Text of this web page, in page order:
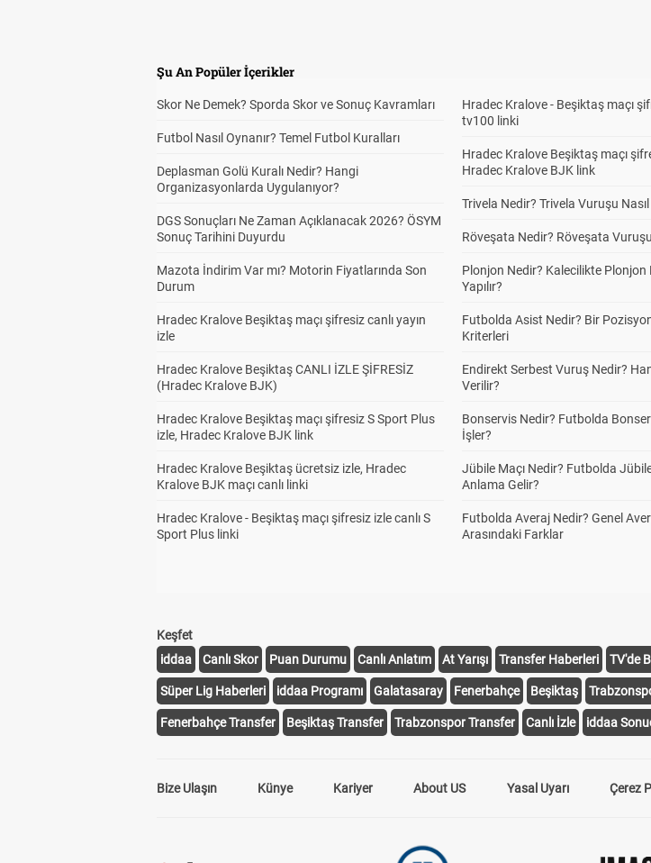
Şu An Popüler İçerikler
Skor Ne Demek? Sporda Skor ve Sonuç Kavramları
Futbol Nasıl Oynanır? Temel Futbol Kuralları
Deplasman Golü Kuralı Nedir? Hangi
Organizasyonlarda Uygulanıyor?
DGS Sonuçları Ne Zaman Açıklanacak 2026? ÖSYM
Sonuç Tarihini Duyurdu
Mazota İndirim Var mı? Motorin Fiyatlarında Son
Durum
Hradec Kralove Beşiktaş maçı şifresiz canlı yayın
izle
Hradec Kralove Beşiktaş CANLI İZLE ŞİFRESİZ
(Hradec Kralove BJK)
Hradec Kralove Beşiktaş maçı şifresiz S Sport Plus
izle, Hradec Kralove BJK link
Hradec Kralove Beşiktaş ücretsiz izle, Hradec
Kralove BJK maçı canlı linki
Hradec Kralove - Beşiktaş maçı şifresiz izle canlı S
Sport Plus linki
Hradec Kralove - Beşiktaş maçı
tv100 linki
Hradec Kralove Beşiktaş maçı
Hradec Kralove BJK link
Trivela Nedir? Trivela Vuruşu Nasıl
Röveşata Nedir? Röveşata Vuruşu
Plonjon Nedir? Kalecilikte Plonjon
Yapılır?
Futbolda Asist Nedir? Bir
Kriterleri
Endirekt Serbest Vuruş Nedir?
Verilir?
Bonservis Nedir? Futbolda
İşler?
Jübile Maçı Nedir? Futbolda
Anlama Gelir?
Futbolda Averaj Nedir? Genel
Arasındaki Farklar
Keşfet
iddaa
Canlı Skor Puan Durumu Canlı Anlatım At Yarışı Transfer Haberleri TV'de
Süper Lig Haberleri iddaa Programı Galatasaray Fenerbahçe Beşiktaş
Fenerbahçe Transfer Beşiktaş Transfer Trabzonspor Transfer Canlı İzle iddaa
Bize Ulaşın Künye Kariyer About US Yasal Uyarı Çerez